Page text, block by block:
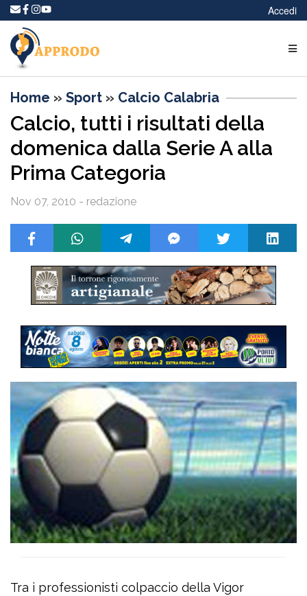
Accedi
Home » Sport » Calcio Calabria
Calcio, tutti i risultati della
domenica dalla Serie A alla
Prima Categoria
Nov 07, 2010 - redazione
Tra i professionisti colpaccio della Vigor